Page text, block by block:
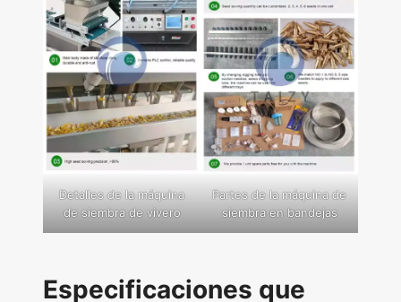
Detalles de la máquina
de siembra de vivero
Partes de la máquina de
siembra en bandejas
Especificaciones que